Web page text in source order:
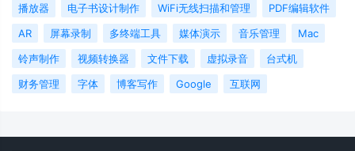
播放器
电子书设计制作 WiFi无线扫描和管理
PDF编辑软件
AR
屏幕录制 多终端工具 媒体演示 音乐管理
Mac
铃声制作
视频转换器 文件下载 虚拟录音
台式机
财务管理
字体 博客写作 Google 互联网